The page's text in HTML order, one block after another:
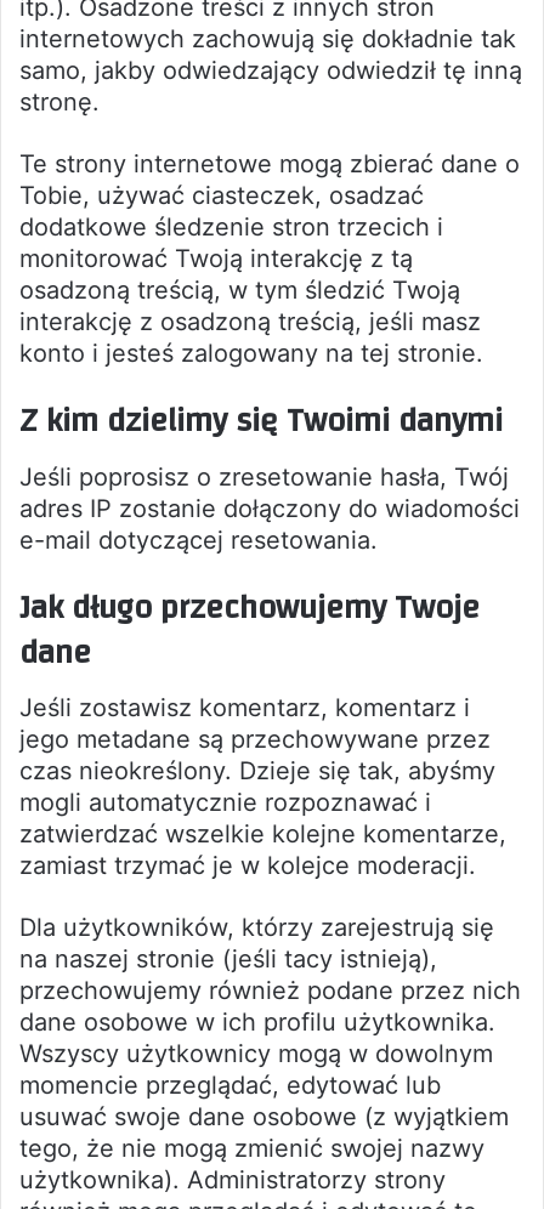
itp.). Osadzone treści z innych stron
internetowych zachowują się dokładnie tak
samo, jakby odwiedzający odwiedził tę inną
stronę.
Te strony internetowe mogą zbierać dane o
Tobie, używać ciasteczek, osadzać
dodatkowe śledzenie stron trzecich i
monitorować Twoją interakcję z tą
osadzoną treścią, w tym śledzić Twoją
interakcję z osadzoną treścią, jeśli masz
konto i jesteś zalogowany na tej stronie.
Z kim dzielimy się Twoimi danymi
Jeśli poprosisz o zresetowanie hasła, Twój
adres IP zostanie dołączony do wiadomości
e-mail dotyczącej resetowania.
Jak długo przechowujemy Twoje
dane
Jeśli zostawisz komentarz, komentarz i
jego metadane są przechowywane przez
czas nieokreślony. Dzieje się tak, abyśmy
mogli automatycznie rozpoznawać i
zatwierdzać wszelkie kolejne komentarze,
zamiast trzymać je w kolejce moderacji.
Dla użytkowników, którzy zarejestrują się
na naszej stronie (jeśli tacy istnieją),
przechowujemy również podane przez nich
dane osobowe w ich profilu użytkownika.
Wszyscy użytkownicy mogą w dowolnym
momencie przeglądać, edytować lub
usuwać swoje dane osobowe (z wyjątkiem
tego, że nie mogą zmienić swojej nazwy
użytkownika). Administratorzy strony